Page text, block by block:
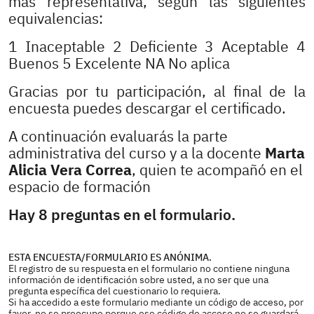
equivalencias:
1 Inaceptable 2 Deficiente 3 Aceptable 4
Buenos 5 Excelente NA No aplica
Gracias por tu participación, al final de la
encuesta puedes descargar el certificado.
A continuación evaluarás la parte
administrativa del curso y a la docente Marta
Alicia Vera Correa, quien te acompañó en el
espacio de formación
Hay 8 preguntas en el formulario.
ESTA ENCUESTA/FORMULARIO ES ANÓNIMA.
El registro de su respuesta en el formulario no contiene ninguna
información de identificación sobre usted, a no ser que una
pregunta específica del cuestionario lo requiera.
Si ha accedido a este formulario mediante un código de acceso, por